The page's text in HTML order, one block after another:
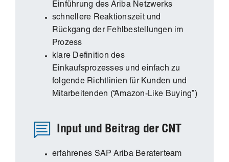
Einführung des Ariba Netzwerks
schnellere Reaktionszeit und
Rückgang der Fehlbestellungen im
Prozess
klare Definition des
Einkaufsprozesses und einfach zu
folgende Richtlinien für Kunden und
Mitarbeitenden (“Amazon-Like Buying”)
Input und Beitrag der CNT
erfahrenes SAP Ariba Beraterteam